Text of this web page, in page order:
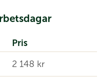
Pris
2 148 kr